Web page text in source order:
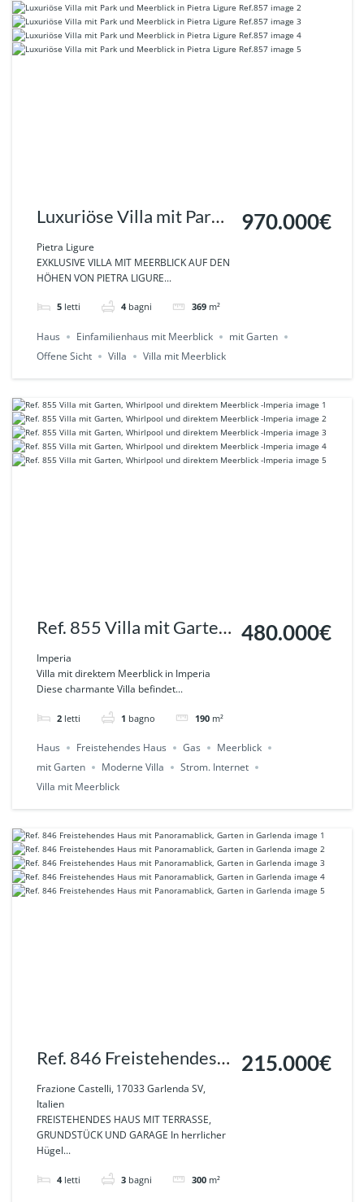
Luxuriöse Villa mit Park
und Meerblick in Pietra
Ligure Ref.857
Pietra Ligure
EXKLUSIVE VILLA MIT MEERBLICK AUF DEN
HÖHEN VON PIETRA LIGURE...
5 letti 4 bagni 369 m²
970.000€
Haus Einfamilienhaus mit Meerblick
mit Garten
Offene Sicht
Villa Villa mit Meerblick
Ref. 855 Villa mit Garten,
Whirlpool und direktem
Meerblick -Imperia
Imperia
Villa mit direktem Meerblick in Imperia
Diese charmante Villa befindet...
2 letti 1 bagno 190 m²
480.000€
Haus Freistehendes Haus Gas
Meerblick
mit Garten
Moderne Villa
Strom. Internet
Villa mit Meerblick
Ref. 846 Freistehendes
Haus mit Panoramablick,
Garten in Garlenda
Frazione Castelli, 17033 Garlenda SV,
Italien
FREISTEHENDES HAUS MIT TERRASSE,
GRUNDSTÜCK UND GARAGE In herrlicher
Hügel...
4 letti 3 bagni 300 m²
215.000€